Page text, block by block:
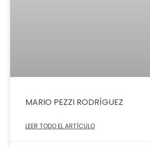
MARIO PEZZI RODRÍGUEZ
LEER TODO EL ARTÍCULO